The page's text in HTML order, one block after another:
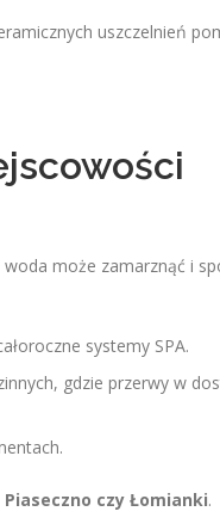
uszczelnień
może zamarznąć i
systemy SPA.
gdzie przerwy w
czy Łomianki.